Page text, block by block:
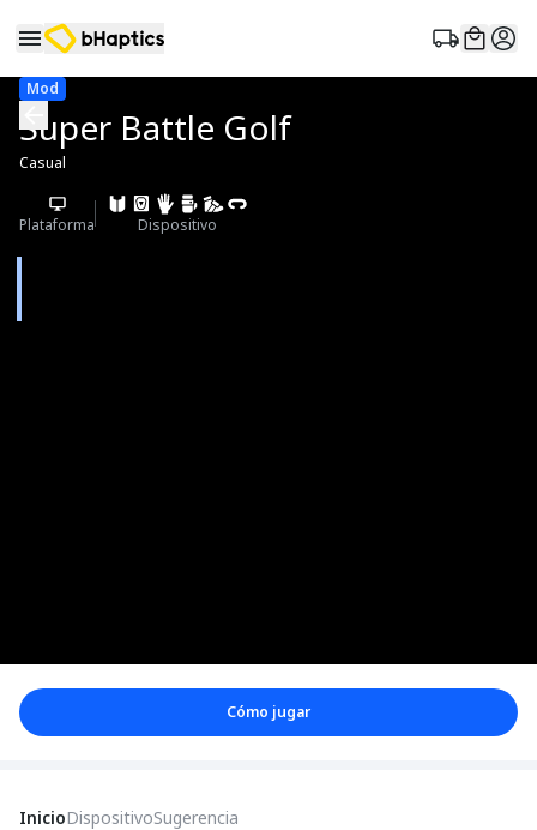
Mod
Super Battle Golf
Casual
Plataforma Dispositivo
Cómo jugar
InicioDispositivoSugerencia